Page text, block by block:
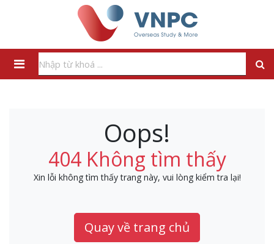
Oops!
404 Không tìm thấy
Xin lỗi không tìm thấy trang này, vui lòng kiểm tra lại!
Quay về trang chủ